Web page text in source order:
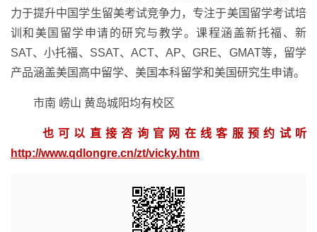
力于提升中国学生留美考试竞争力，专注于美国留学考试培
训和美国留学申请的研究与教学。课程涵盖新托福、新
SAT、小托福、SSAT、ACT、AP、GRE、GMAT等，留学
产品涵盖美国高中留学、美国本科留学和美国研究生申请。
市南 崂山 黄岛城阳均有校区
也可以直接咨询官网在线客服预约试听
http://www.qdlongre.cn/zt/vicky.htm